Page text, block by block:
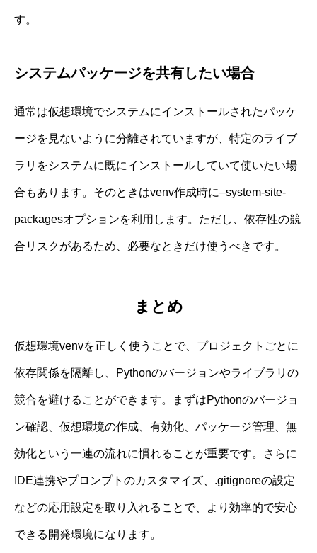
す。
システムパッケージを共有したい場合
通常は仮想環境でシステムにインストールされたパッケ
ージを見ないように分離されていますが、特定のライブ
ラリをシステムに既にインストールしていて使いたい場
合もあります。そのときはvenv作成時に–system-site-
packagesオプションを利用します。ただし、依存性の競
合リスクがあるため、必要なときだけ使うべきです。
まとめ
仮想環境venvを正しく使うことで、プロジェクトごとに
依存関係を隔離し、Pythonのバージョンやライブラリの
競合を避けることができます。まずはPythonのバージョ
ン確認、仮想環境の作成、有効化、パッケージ管理、無
効化という一連の流れに慣れることが重要です。さらに
IDE連携やプロンプトのカスタマイズ、.gitignoreの設定
などの応用設定を取り入れることで、より効率的で安心
できる開発環境になります。